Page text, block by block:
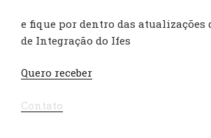
e fique por dentro das atualizações
de Integração do Ifes
Quero receber
Contato